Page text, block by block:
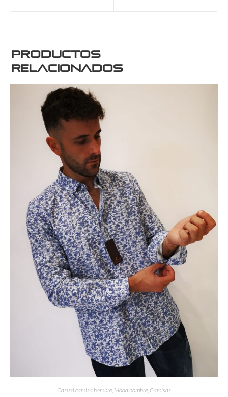
Productos
relacionados
Casual camisa hombre, Moda hombre, Camisas